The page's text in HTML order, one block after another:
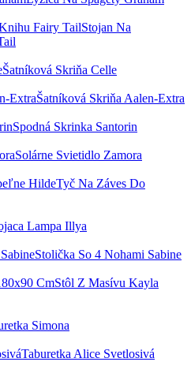
Stojan Na
Šatníková Skriňa Celle
Šatníková Skriňa Aalen-Extra
Spodná Skrinka Santorin
Solárne Svietidlo Zamora
Tyč Na Záves Do
Lampa Illya
Stolička So 4 Nohami Sabine
Stôl Z Masívu Kayla
Simona
Taburetka Alice Svetlosivá